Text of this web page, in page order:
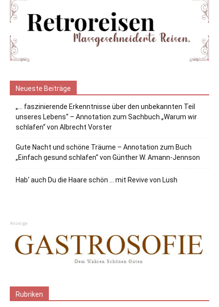
Neueste Beiträge
„… faszinierende Erkenntnisse über den unbekannten Teil
unseres Lebens“ – Annotation zum Sachbuch „Warum wir
schlafen“ von Albrecht Vorster
Gute Nacht und schöne Träume – Annotation zum Buch
„Einfach gesund schlafen“ von Günther W. Amann-Jennson
Hab‘ auch Du die Haare schön … mit Revive von Lush
Anzeige
Rubriken